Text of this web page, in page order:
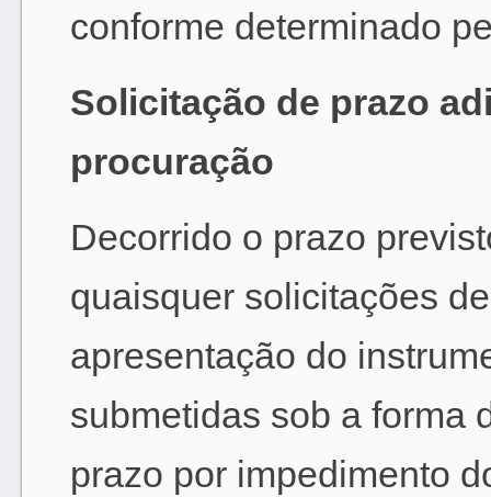
conforme determinado
Solicitação de prazo
procuração
Decorrido o prazo
quaisquer solicitações
apresentação do
submetidas sob a forma
prazo por impedimento